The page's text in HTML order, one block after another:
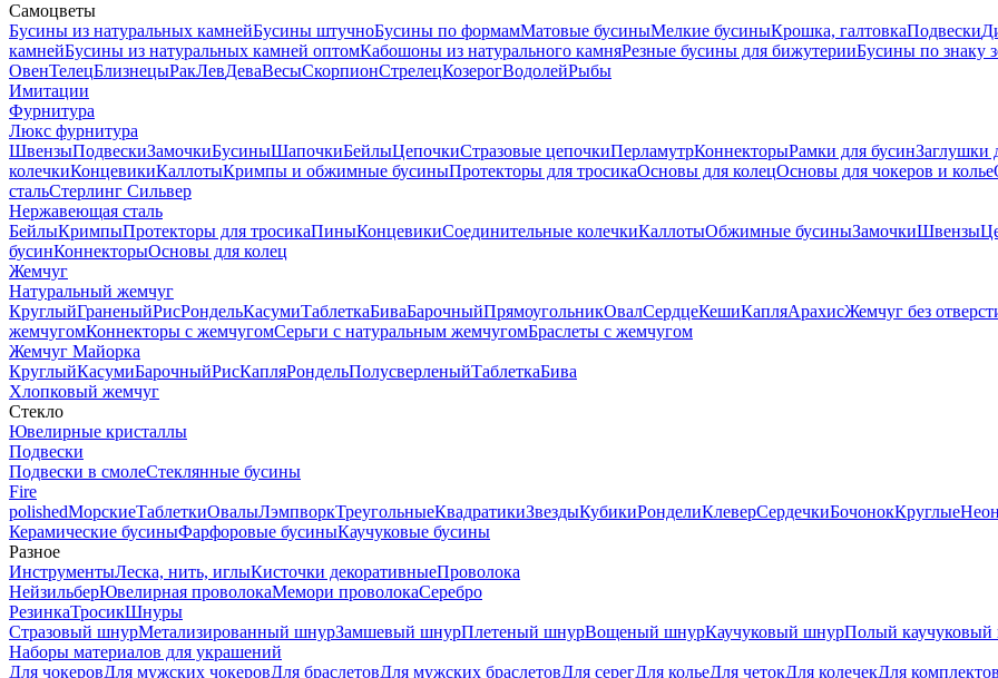
Самоцветы
Бусины из натуральных камнейБусины штучноБусины по формамМатовые бусиныМелкие бусиныКрошка, галтовкаПодвески
камнейБусины из натуральных камней оптомКабошоны из натурального камняРезные бусины для бижутерииБусины по знаку
ОвенТелецБлизнецыРакЛевДеваВесыСкорпионСтрелецКозерогВодолейРыбы
Имитации
Фурнитура
Люкс фурнитура
ШвензыПодвескиЗамочкиБусиныШапочкиБейлыЦепочкиСтразовые цепочкиПерламутрКоннекторыРамки для бусинЗаглушки
колечкиКонцевикиКаллотыКримпы и обжимные бусиныПротекторы для тросикаОсновы для колецОсновы для чокеров и колье
стальСтерлинг Сильвер
Нержавеющая сталь
БейлыКримпыПротекторы для тросикаПиныКонцевикиСоединительные колечкиКаллотыОбжимные бусиныЗамочкиШвензы
бусинКоннекторыОсновы для колец
Жемчуг
Натуральный жемчуг
КруглыйГраненыйРисРондельКасумиТаблеткаБиваБарочныйПрямоугольникОвалСердцеКешиКапляАрахисЖемчуг без
жемчугомКоннекторы с жемчугомСерьги с натуральным жемчугомБраслеты с жемчугом
Жемчуг Майорка
КруглыйКасумиБарочныйРисКапляРондельПолусверленыйТаблеткаБива
Хлопковый жемчуг
Стекло
Ювелирные кристаллы
Подвески
Подвески в смолеСтеклянные бусины
Fire
polishedМорскиеТаблеткиОвалыЛэмпворкТреугольныеКвадратикиЗвездыКубикиРонделиКлеверСердечкиБочонокКруглые
Керамические бусиныФарфоровые бусиныКаучуковые бусины
Разное
ИнструментыЛеска, нить, иглыКисточки декоративныеПроволока
НейзильберЮвелирная проволокаМемори проволокаСеребро
РезинкаТросикШнуры
Стразовый шнурМетализированный шнурЗамшевый шнурПлетеный шнурВощеный шнурКаучуковый шнурПолый
Наборы материалов для украшений
Для чокеровДля мужских чокеровДля браслетовДля мужских браслетовДля серегДля кольеДля четокДля колечекДля